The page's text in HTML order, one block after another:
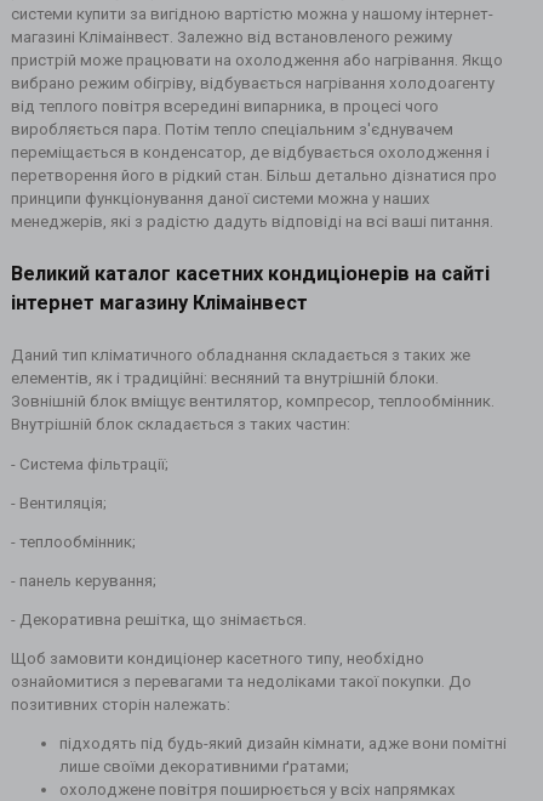
системи купити за вигідною вартістю можна у нашому інтернет-
магазині Клімаінвест. Залежно від встановленого режиму
пристрій може працювати на охолодження або нагрівання. Якщо
вибрано режим обігріву, відбувається нагрівання холодоагенту
від теплого повітря всередині випарника, в процесі чого
виробляється пара. Потім тепло спеціальним з'єднувачем
переміщається в конденсатор, де відбувається охолодження і
перетворення його в рідкий стан. Більш детально дізнатися про
принципи функціонування даної системи можна у наших
менеджерів, які з радістю дадуть відповіді на всі ваші питання.
Великий каталог касетних кондиціонерів на сайті
інтернет магазину Клімаінвест
Даний тип кліматичного обладнання складається з таких же
елементів, як і традиційні: весняний та внутрішній блоки.
Зовнішній блок вміщує вентилятор, компресор, теплообмінник.
Внутрішній блок складається з таких частин:
- Система фільтрації;
- Вентиляція;
- теплообмінник;
- панель керування;
- Декоративна решітка, що знімається.
Щоб замовити кондиціонер касетного типу, необхідно
ознайомитися з перевагами та недоліками такої покупки. До
позитивних сторін належать:
підходять під будь-який дизайн кімнати, адже вони помітні
лише своїми декоративними ґратами;
охолоджене повітря поширюється у всіх напрямках